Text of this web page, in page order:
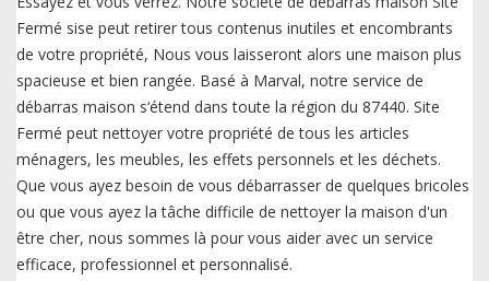
Fermé sise peut retirer tous contenus inutiles et encombrants
de votre propriété, Nous vous laisseront alors une maison plus
spacieuse et bien rangée. Basé à Marval, notre service de
débarras maison s‘étend dans toute la région du 87440. Site
Fermé peut nettoyer votre propriété de tous les articles
ménagers, les meubles, les effets personnels et les déchets.
Que vous ayez besoin de vous débarrasser de quelques bricoles
ou que vous ayez la tâche difficile de nettoyer la maison d'un
être cher, nous sommes là pour vous aider avec un service
efficace, professionnel et personnalisé.